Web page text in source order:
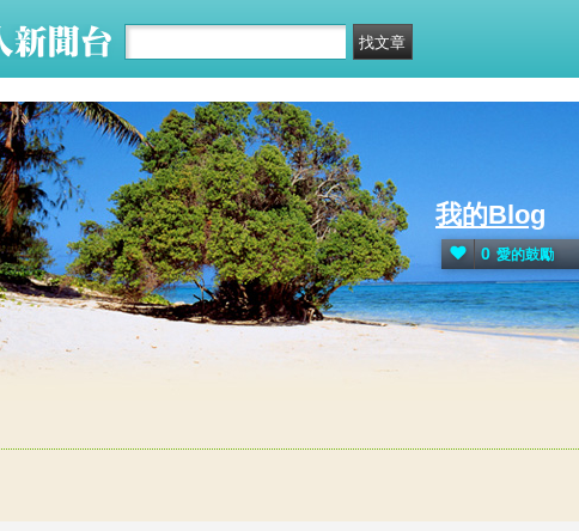
我的Blog
0 愛的鼓勵